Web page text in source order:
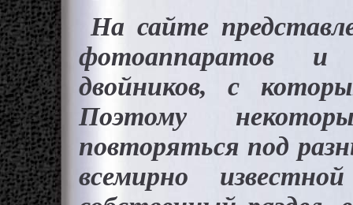
На сайте
фотоаппаратов и
двойников, с
Поэтому
повторяться под
всемирно